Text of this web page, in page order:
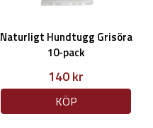
Naturligt Hundtugg Grisöra
10-pack
140 kr
KÖP